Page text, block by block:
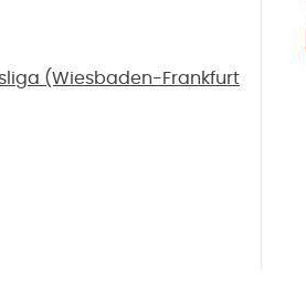
(Wiesbaden-Frankfurt